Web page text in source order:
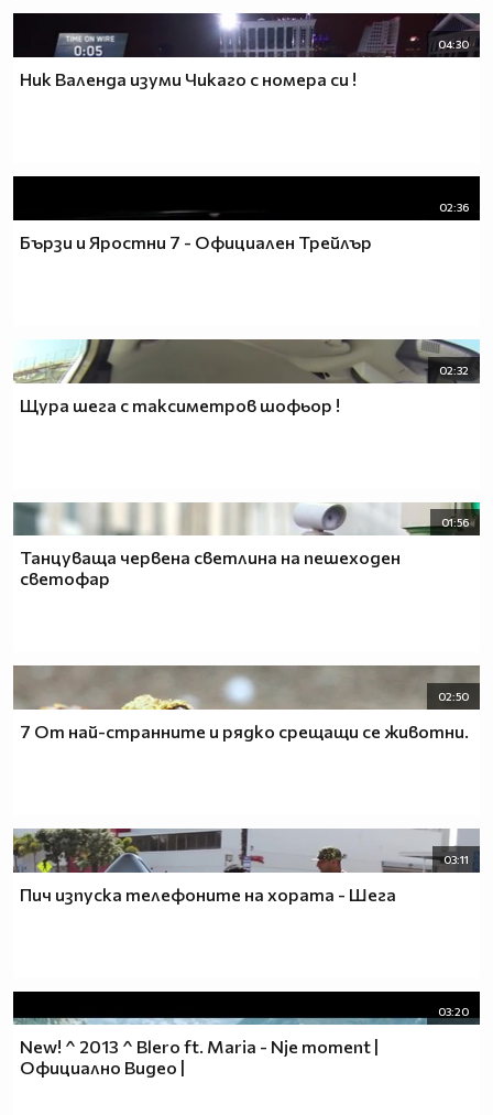
04:30
Ник Валенда изуми Чикаго с номера си !
02:36
Бързи и Яростни 7 - Официален Трейлър
02:32
Щура шега с таксиметров шофьор !
01:56
Танцуваща червена светлина на пешеходен
светофар
02:50
7 От най-странните и рядко срещащи се животни.
03:11
Пич изпуска телефоните на хората - Шега
03:20
New! ^ 2013 ^ Blero ft. Maria - Njе moment |
Официално Видео |